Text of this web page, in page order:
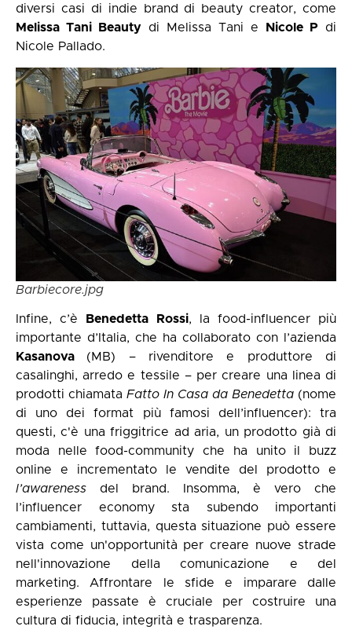
diversi casi di indie brand di beauty creator, come
Melissa Tani Beauty di Melissa Tani e Nicole P di
Nicole Pallado.
Barbiecore.jpg
Infine, c’è Benedetta Rossi, la food-influencer più
importante d’Italia, che ha collaborato con l’azienda
Kasanova (MB) – rivenditore e produttore di
casalinghi, arredo e tessile – per creare una linea di
prodotti chiamata Fatto In Casa da Benedetta (nome
di uno dei format più famosi dell’influencer): tra
questi, c'è una friggitrice ad aria, un prodotto già di
moda nelle food-community che ha unito il buzz
online e incrementato le vendite del prodotto e
l’awareness del brand. Insomma, è vero che
l’influencer economy sta subendo importanti
cambiamenti, tuttavia, questa situazione può essere
vista come un'opportunità per creare nuove strade
nell'innovazione della comunicazione e del
marketing. Affrontare le sfide e imparare dalle
esperienze passate è cruciale per costruire una
cultura di fiducia, integrità e trasparenza.